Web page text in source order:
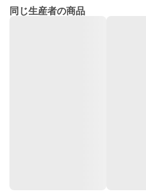
同じ生産者の商品